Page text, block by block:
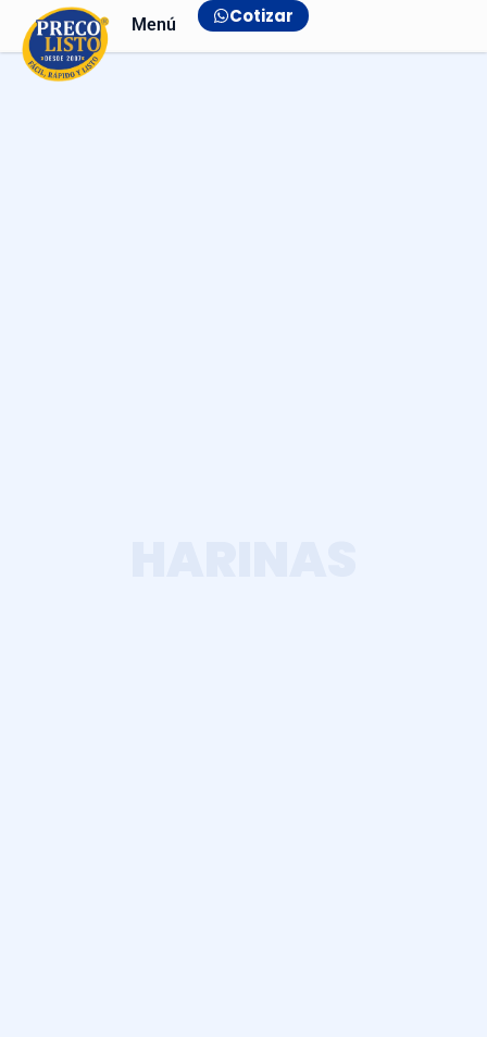
Menú Cotizar